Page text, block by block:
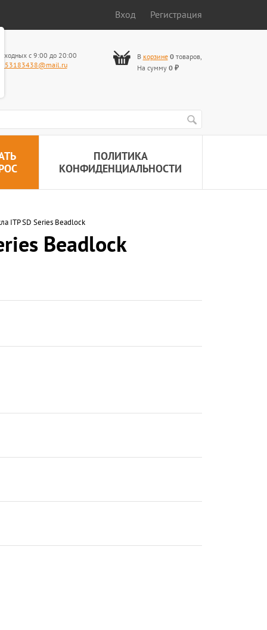
Вход Регистрация
с 9:00 до 20:00
В корзине 0товаров,
На сумму 0 ₽
ПОЛИТИКА
КОНФИДЕНЦИАЛЬНОСТИ
ITP SD Series Beadlock
Beadlock